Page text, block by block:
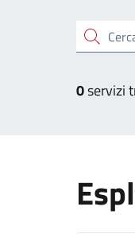
Cerca una
0servizi